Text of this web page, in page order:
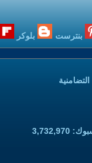
بنترست بلوكر